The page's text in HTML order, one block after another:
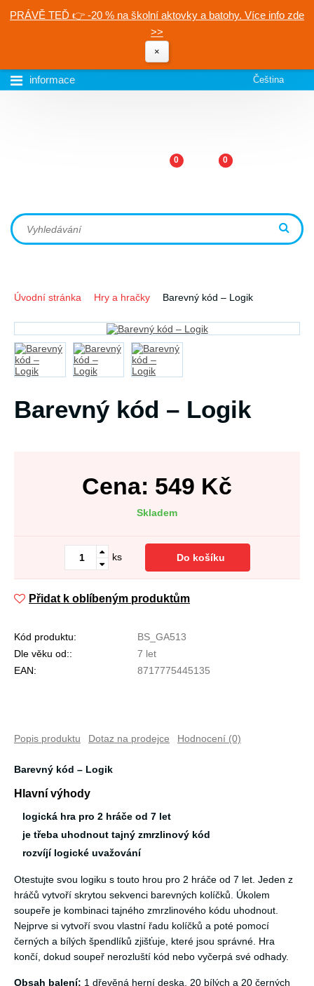
PRÁVĚ TEĎ 👉 -20 % na školní aktovky a batohy. Více info zde
>>
×
informace Čeština
0 0
Úvodní stránka Hry a hračky Barevný kód – Logik
Barevný kód – Logik
Cena: 549 Kč
Skladem
ks Do košíku
Přidat k oblíbeným produktům
Kód produktu:
BS_GA513
Dle věku od::
7 let
EAN:
8717775445135
Popis produktu Dotaz na prodejce Hodnocení (0)
Barevný kód – Logik
Hlavní výhody
logická hra pro 2 hráče od 7 let
je třeba uhodnout tajný zmrzlinový kód
rozvíjí logické uvažování
Otestujte svou logiku s touto hrou pro 2 hráče od 7 let. Jeden z
hráčů vytvoří skrytou sekvenci barevných kolíčků. Úkolem
soupeře je kombinaci tajného zmrzlinového kódu uhodnout.
Nejprve si vytvoří svou vlastní řadu kolíčků a poté pomocí
černých a bílých špendlíků zjišťuje, které jsou správné. Hra
končí, dokud soupeř nerozluští kód nebo vyčerpá své odhady.
Obsah balení: 1 dřevěná herní deska, 20 bílých a 20 černých